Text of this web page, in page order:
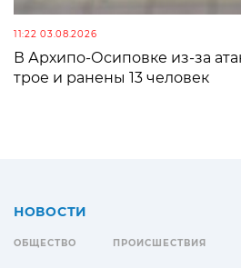
11:22 03.08.2026
В Архипо-Осиповке из-за
трое и ранены 13 человек
НОВОСТИ
ОБЩЕСТВО ПРОИСШЕСТВИЯ